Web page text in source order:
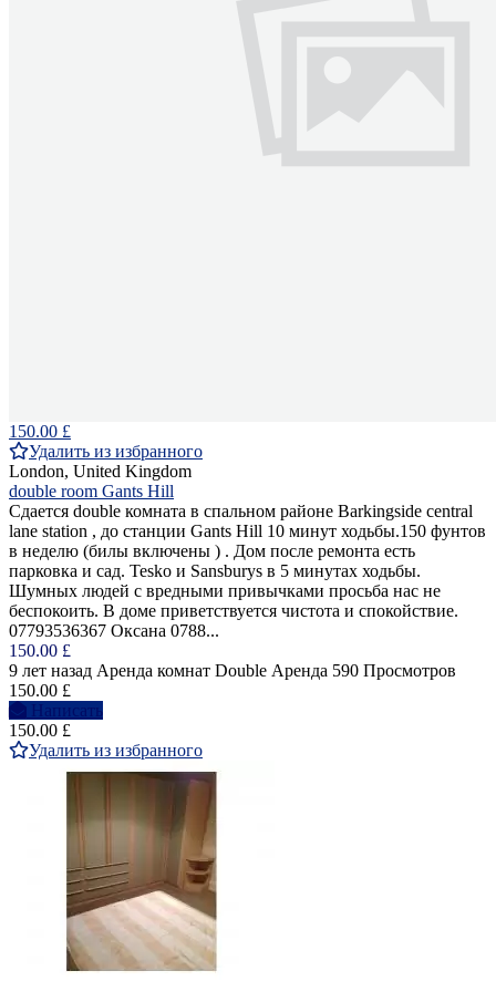
150.00 £
Удалить из избранного
London, United Kingdom
double room Gants Hill
Сдается double комната в спальном районе Barkingside central
lane station , до станции Gants Hill 10 минут ходьбы.150 фунтов
в неделю (билы включены ) . Дом после ремонта есть
парковка и сад. Tesko и Sansburys в 5 минутах ходьбы.
Шумных людей с вредными привычками просьба нас не
беспокоить. В доме приветствуется чистота и спокойствие.
07793536367 Оксана 0788...
150.00 £
9 лет назад Аренда комнат Double Аренда 590 Просмотров
150.00 £
Написать
150.00 £
Удалить из избранного